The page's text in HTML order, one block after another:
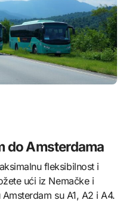
do Amsterdama
fleksibilnost i
ući iz Nemačke i
su A1, A2 i A4.